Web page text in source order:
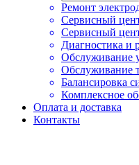
Ремонт
Сервисный
Сервисный
Диагностика и
Обслуживание
Обслуживание
Балансировка
Комплексное
Оплата и доставка
Контакты